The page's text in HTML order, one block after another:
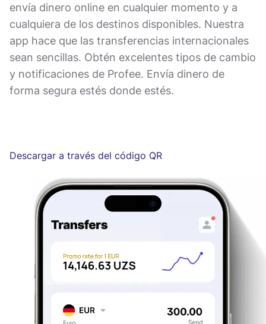
envía dinero online en cualquier momento y a
cualquiera de los destinos disponibles. Nuestra
app hace que las transferencias internacionales
sean sencillas. Obtén excelentes tipos de cambio
y notificaciones de Profee. Envía dinero de
forma segura estés donde estés.
Descargar a través del código QR